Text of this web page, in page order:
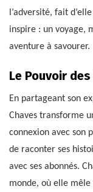
l’adversité, fait
inspire : un voyage,
aventure à savourer.
Le Pouvoir
En partageant son
Chaves transforme
connexion avec son
de raconter ses
avec ses abonnés.
monde, où elle